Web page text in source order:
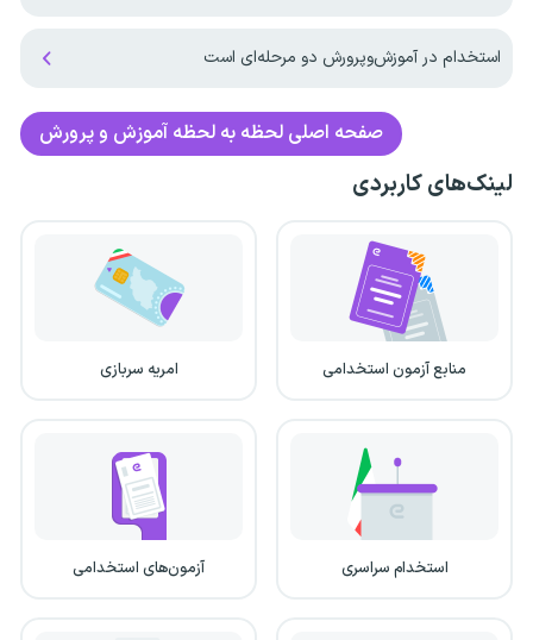
استخدام در آموزش‌و‌پرورش دو مرحله‌ای است
صفحه اصلی لحظه به لحظه آموزش و پرورش
لینک‌های کاربردی
منابع آزمون استخدامی امریه سربازی
استخدام سراسری آزمون‌های استخدامی